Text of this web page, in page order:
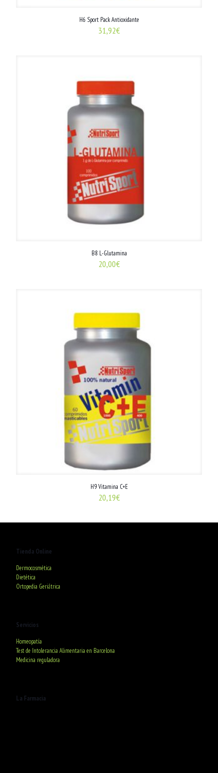
H6 Sport Pack Antioxidante
31,92€
B8 L-Glutamina
20,00€
H9 Vitamina C+E
20,19€
Tienda Online
Dermocosmética
Dietética
Ortopedia Geriátrica
Servicios
Homeopatía
Test de Intolerancia Alimentaria en Barcelona
Medicina reguladora
La Farmacia